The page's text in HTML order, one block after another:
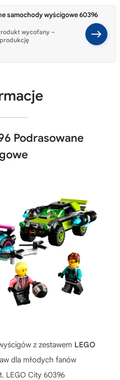
samochody wyścigowe 60396
wycofany –
Podrasowane
z zestawem LEGO
dla młodych fanów
LEGO City 60396